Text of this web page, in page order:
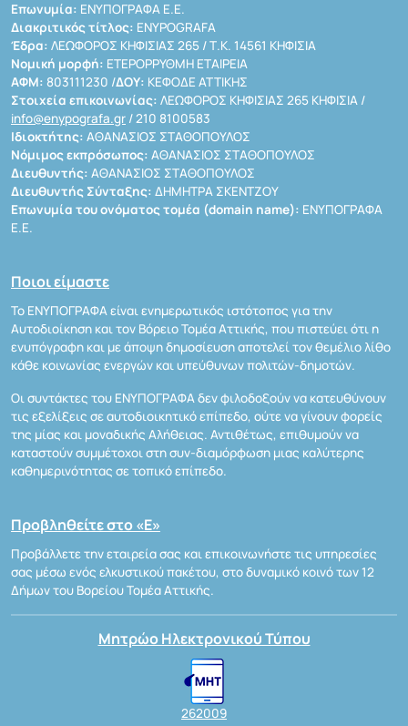
Επωνυμία: ΕΝΥΠΟΓΡΑΦΑ Ε.Ε.
Διακριτικός τίτλος: ENYPOGRAFA
Έδρα: ΛΕΩΦΟΡΟΣ ΚΗΦΙΣΙΑΣ 265 / Τ.Κ. 14561 ΚΗΦΙΣΙΑ
Νομική μορφή: ΕΤΕΡΟΡΡΥΘΜΗ ΕΤΑΙΡΕΙΑ
ΑΦΜ: 803111230 /ΔΟΥ: ΚΕΦΟΔΕ ΑΤΤΙΚΗΣ
Στοιχεία επικοινωνίας: ΛΕΩΦΟΡΟΣ ΚΗΦΙΣΙΑΣ 265 ΚΗΦΙΣΙΑ /
info@enypografa.gr / 210 8100583
Ιδιοκτήτης: ΑΘΑΝΑΣΙΟΣ ΣΤΑΘΟΠΟΥΛΟΣ
Νόμιμος εκπρόσωπος: ΑΘΑΝΑΣΙΟΣ ΣΤΑΘΟΠΟΥΛΟΣ
Διευθυντής: ΑΘΑΝΑΣΙΟΣ ΣΤΑΘΟΠΟΥΛΟΣ
Διευθυντής Σύνταξης: ΔΗΜΗΤΡΑ ΣΚΕΝΤΖΟΥ
Επωνυμία του ονόματος τομέα (domain name): ΕΝΥΠΟΓΡΑΦΑ
Ε.Ε.
Ποιοι είμαστε
Το ΕΝΥΠΟΓΡΑΦΑ είναι ενημερωτικός ιστότοπος για την
Αυτοδιοίκηση και τον Βόρειο Τομέα Αττικής, που πιστεύει ότι η
ενυπόγραφη και με άποψη δημοσίευση αποτελεί τον θεμέλιο λίθο
κάθε κοινωνίας ενεργών και υπεύθυνων πολιτών-δημοτών.
Οι συντάκτες του ΕΝΥΠΟΓΡΑΦΑ δεν φιλοδοξούν να κατευθύνουν
τις εξελίξεις σε αυτοδιοικητικό επίπεδο, ούτε να γίνουν φορείς
της μίας και μοναδικής Αλήθειας. Αντιθέτως, επιθυμούν να
καταστούν συμμέτοχοι στη συν-διαμόρφωση μιας καλύτερης
καθημερινότητας σε τοπικό επίπεδο.
Προβληθείτε στο «Ε»
Προβάλλετε την εταιρεία σας και επικοινωνήστε τις υπηρεσίες
σας μέσω ενός ελκυστικού πακέτου, στο δυναμικό κοινό των 12
Δήμων του Βορείου Τομέα Αττικής.
Μητρώο Ηλεκτρονικού Τύπου
262009